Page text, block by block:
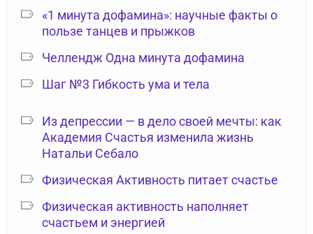
«1 минута дофамина»: научные факты о
пользе танцев и прыжков
Челлендж Одна минута дофамина
Шаг №3 Гибкость ума и тела
Из депрессии — в дело своей мечты: как
Академия Счастья изменила жизнь
Натальи Себало
Физическая Активность питает счастье
Физическая активность наполняет
счастьем и энергией